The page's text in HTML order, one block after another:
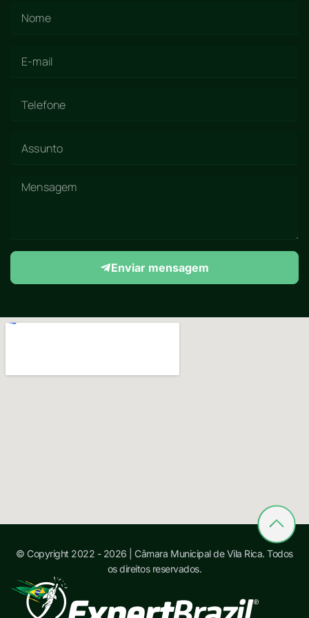
Enviar mensagem
© Copyright 2022 - 2026 | Câmara Municipal de Vila Rica. Todos
os direitos reservados.